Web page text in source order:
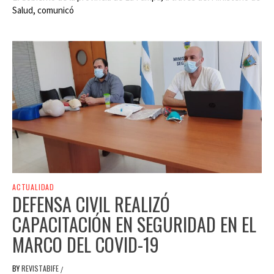
Salud, comunicó
ACTUALIDAD
DEFENSA CIVIL REALIZÓ
CAPACITACIÓN EN SEGURIDAD EN EL
MARCO DEL COVID-19
BYREVISTABIFE /